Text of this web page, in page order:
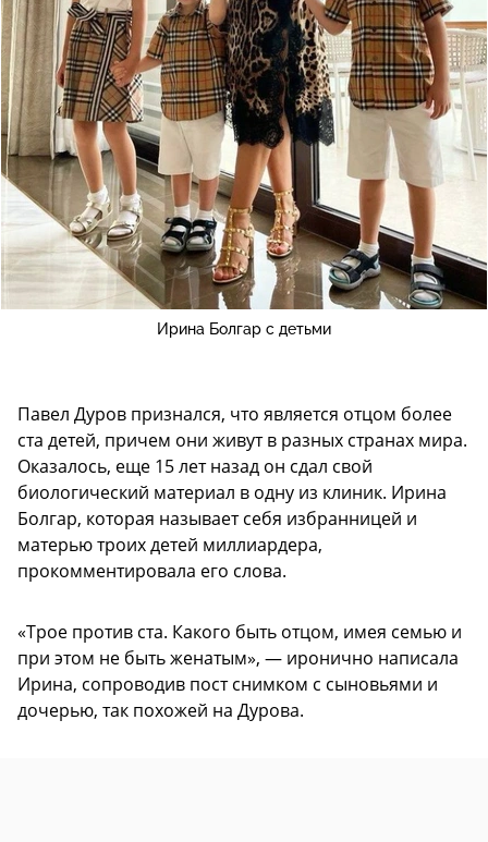
Ирина Болгар с детьми
Павел Дуров признался, что является отцом более
ста детей, причем они живут в разных странах мира.
Оказалось, еще 15 лет назад он сдал свой
биологический материал в одну из клиник. Ирина
Болгар, которая называет себя избранницей и
матерью троих детей миллиардера,
прокомментировала его слова.
«Трое против ста. Какого быть отцом, имея семью и
при этом не быть женатым», — иронично написала
Ирина, сопроводив пост снимком с сыновьями и
дочерью, так похожей на Дурова.